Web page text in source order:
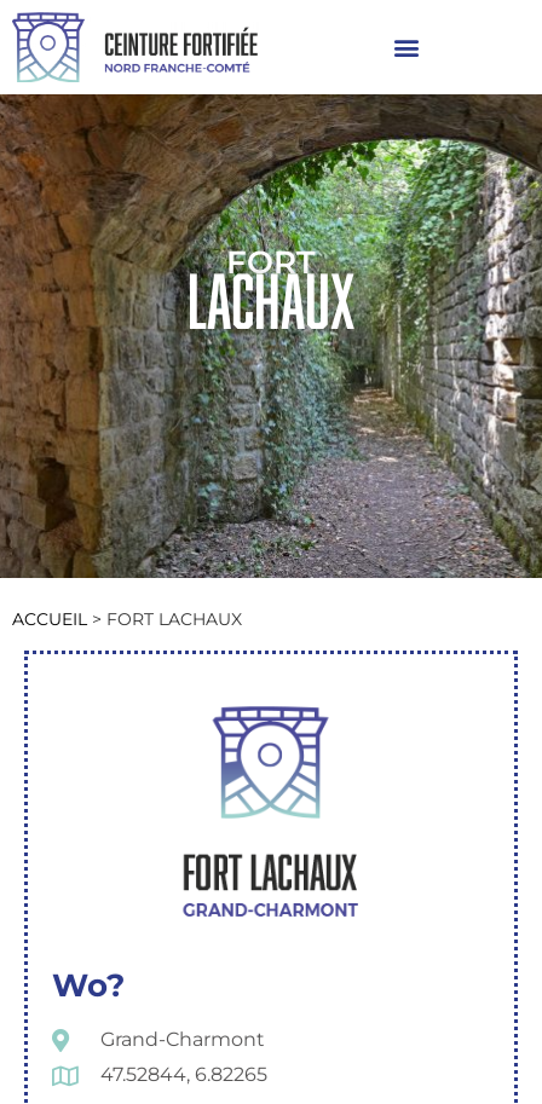
FORT
Lachaux
ACCUEIL > FORT LACHAUX
Wo?
Grand-Charmont
47.52844, 6.82265